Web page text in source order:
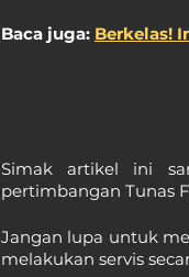
Baca juga: Berkelas!
Simak artikel ini
pertimbangan Tunas
Jangan lupa untuk
melakukan servis